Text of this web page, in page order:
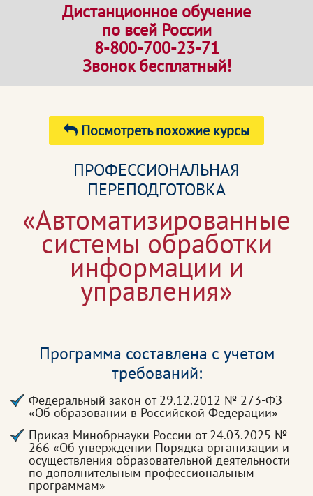
Дистанционное обучение
по всей России
8-800-700-23-71
Звонок бесплатный!
Посмотреть похожие курсы
ПРОФЕССИОНАЛЬНАЯ
ПЕРЕПОДГОТОВКА
«Автоматизированные
системы обработки
информации и
управления»
Программа составлена с учетом
требований:
Федеральный закон от 29.12.2012 № 273-ФЗ
«Об образовании в Российской Федерации»
Приказ Минобрнауки России от 24.03.2025 №
266 «Об утверждении Порядка организации и
осуществления образовательной деятельности
по дополнительным профессиональным
программам»